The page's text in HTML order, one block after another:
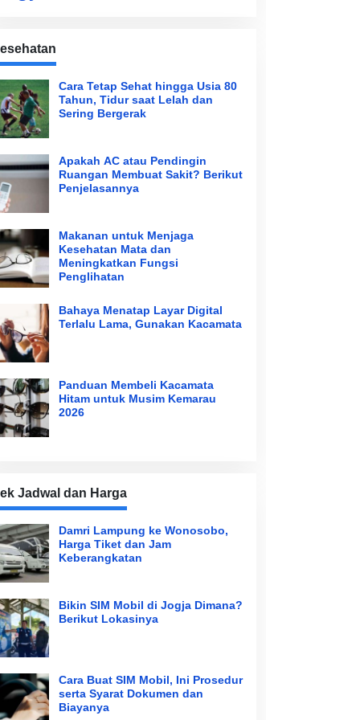
Cara Tetap Sehat hingga Usia 80
Tahun, Tidur saat Lelah dan
Sering Bergerak
Apakah AC atau Pendingin
Ruangan Membuat Sakit? Berikut
Penjelasannya
Makanan untuk Menjaga
Kesehatan Mata dan
Meningkatkan Fungsi
Penglihatan
Bahaya Menatap Layar Digital
Terlalu Lama, Gunakan Kacamata
Panduan Membeli Kacamata
Hitam untuk Musim Kemarau
2026
Jadwal dan Harga
Damri Lampung ke Wonosobo,
Harga Tiket dan Jam
Keberangkatan
Bikin SIM Mobil di Jogja Dimana?
Berikut Lokasinya
Cara Buat SIM Mobil, Ini Prosedur
serta Syarat Dokumen dan
Biayanya